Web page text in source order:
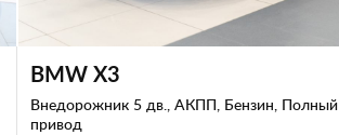
BMW X3
Внедорожник 5 дв., АКПП, Бензин, Полный
привод